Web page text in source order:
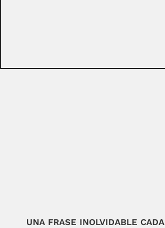
UNA FRASE INOLVIDABLE